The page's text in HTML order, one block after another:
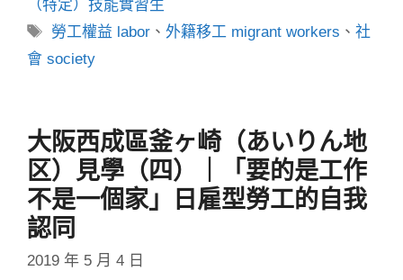
（特定）技能實習生
標
籤
勞工權益 labor 、 外籍移工 migrant workers 、社
會 society
大阪西成區釜ヶ崎（あいりん地
区）見學（四）｜「要的是工作
不是一個家」日雇型勞工的自我
認同
2019 年 5 月 4 日